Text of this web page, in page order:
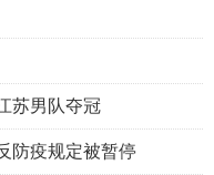
苏男队夺冠
防疫规定被暂停